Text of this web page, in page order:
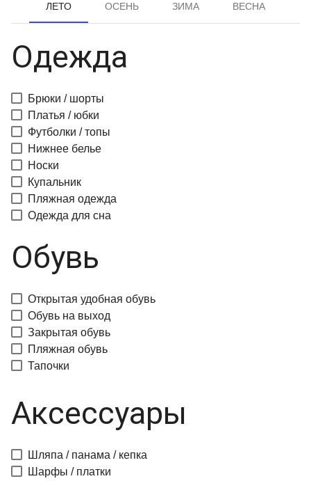
ЛЕТО ОСЕНЬ ЗИМА ВЕСНА
Одежда
Брюки / шорты
Платья / юбки
Футболки / топы
Нижнее белье
Носки
Купальник
Пляжная одежда
Одежда для сна
Обувь
Открытая удобная обувь
Обувь на выход
Закрытая обувь
Пляжная обувь
Тапочки
Аксессуары
Шляпа / панама / кепка
Шарфы / платки